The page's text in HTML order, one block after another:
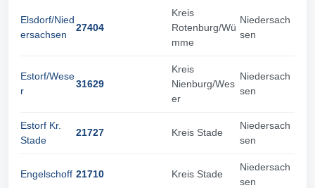
Elsdorf/Nied
ersachsen
27404
Kreis
Rotenburg/Wü
mme
Niedersach
sen
Estorf/Wese
r
31629
Kreis
Nienburg/Wes
er
Niedersach
sen
Estorf Kr.
Stade
21727 Kreis Stade
Niedersach
sen
Engelschoff 21710 Kreis Stade
Niedersach
sen